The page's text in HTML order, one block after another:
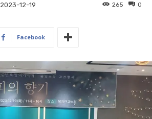
2023-12-19 0
265
Facebook